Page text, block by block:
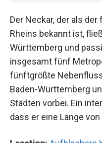
Der Neckar, der als
Rheins bekannt ist,
Württemberg und
insgesamt fünf
fünftgrößte
Baden-Württemberg
Städten vorbei. Ein
dass er eine Länge